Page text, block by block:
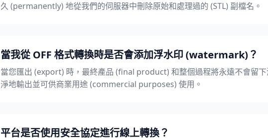
久 (permanently) 地從我們的伺服器中刪除原始和處理過的 (STL) 副檔名。
當我從 OFF 格式轉換時是否會添加浮水印 (watermark)？
當您匯出 (export) 時，最終產品 (final product) 和整個過程將永遠不會留
淨地輸出並可供商業用途 (commercial purposes) 使用。
平台是否使用安全協定進行線上轉換？